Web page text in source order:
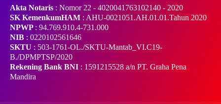
Akta Notaris : Nomor 22 - 4020041763102140 - 2020
SK KemenkumHAM : AHU-0021051.AH.01.01.Tahun 2020
NPWP : 94.769.910.4-731.000
NIB : 0220102561646
SKTU : 503-1761-OL./SKTU-Mantab_VI.C19-
B./DPMPTSP/2020
Rekening Bank BNI : 1591215528 a/n PT. Graha Pena
Mandira